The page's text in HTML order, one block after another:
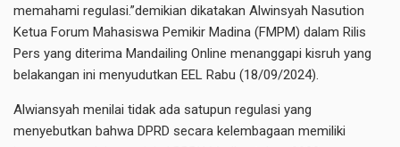
memahami regulasi.”demikian dikatakan Alwinsyah Nasution
Ketua Forum Mahasiswa Pemikir Madina (FMPM) dalam Rilis
Pers yang diterima Mandailing Online menanggapi kisruh yang
belakangan ini menyudutkan EEL Rabu (18/09/2024).
Alwiansyah menilai tidak ada satupun regulasi yang
menyebutkan bahwa DPRD secara kelembagaan memiliki